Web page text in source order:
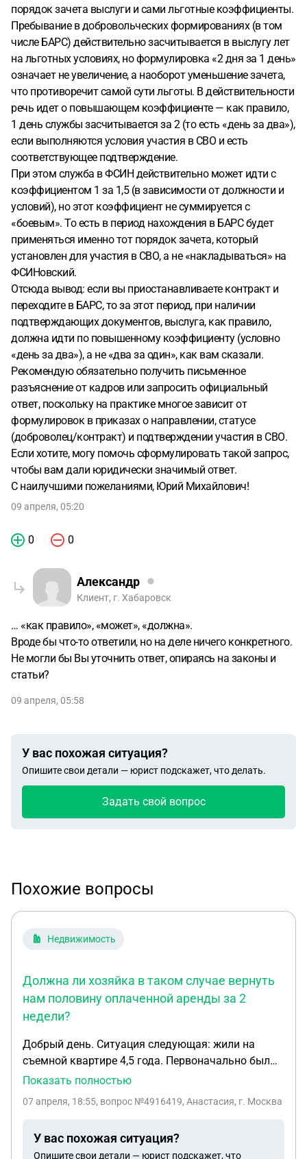
порядок зачета выслуги и сами льготные коэффициенты.
Пребывание в добровольческих формированиях (в том
числе БАРС) действительно засчитывается в выслугу лет
на льготных условиях, но формулировка «2 дня за 1 день»
означает не увеличение, а наоборот уменьшение зачета,
что противоречит самой сути льготы. В действительности
речь идет о повышающем коэффициенте — как правило,
1 день службы засчитывается за 2 (то есть «день за два»),
если выполняются условия участия в СВО и есть
соответствующее подтверждение.
При этом служба в ФСИН действительно может идти с
коэффициентом 1 за 1,5 (в зависимости от должности и
условий), но этот коэффициент не суммируется с
«боевым». То есть в период нахождения в БАРС будет
применяться именно тот порядок зачета, который
установлен для участия в СВО, а не «накладываться» на
ФСИНовский.
Отсюда вывод: если вы приостанавливаете контракт и
переходите в БАРС, то за этот период, при наличии
подтверждающих документов, выслуга, как правило,
должна идти по повышенному коэффициенту (условно
«день за два»), а не «два за один», как вам сказали.
Рекомендую обязательно получить письменное
разъяснение от кадров или запросить официальный
ответ, поскольку на практике многое зависит от
формулировок в приказах о направлении, статусе
(доброволец/контракт) и подтверждении участия в СВО.
Если хотите, могу помочь сформулировать такой запрос,
чтобы вам дали юридически значимый ответ.
С наилучшими пожеланиями, Юрий Михайлович!
09 апреля, 05:20
0 0
Александр
Клиент, г. Хабаровск
… «как правило», «может», «должна».
Вроде бы что-то ответили, но на деле ничего конкретного.
Не могли бы Вы уточнить ответ, опираясь на законы и
статьи?
09 апреля, 05:58
У вас похожая ситуация?
Опишите свои детали — юрист подскажет, что делать.
Задать свой вопрос
Похожие вопросы
Недвижимость
Должна ли хозяйка в таком случае вернуть
нам половину оплаченной аренды за 2
недели?
Добрый день. Ситуация следующая: жили на
съемной квартире 4,5 года. Первоначально был
заключен договор аренды на год через агентство
хозяйка квартиры попросила договор не
комиссию агентству и попросила нас подтвердить
Показать полностью
07 апреля, 18:55, вопрос №4916419, Анастасия, г. Москва
У вас похожая ситуация?
Опишите свои детали — юрист подскажет, что